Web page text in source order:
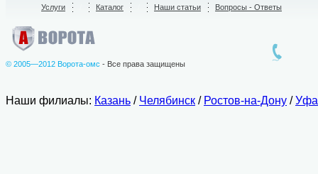
Услуги Каталог Наши статьи Вопросы - Ответы
© 2005—2012 Ворота-омс - Все права защищены
Наши филиалы: Казань / Челябинск / Ростов-на-Дону /Уфа